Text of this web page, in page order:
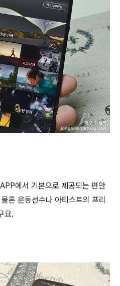
에서 기본으로 제공되는 편안
론 운동선수나 아티스트의 프리
요.